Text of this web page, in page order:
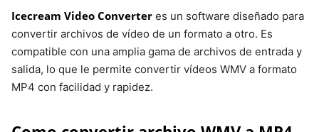
CloudConvert En línea Sí
5 archivos
Icecream Video Converter es un software diseñado para
convertir archivos de vídeo de un formato a otro. Es
compatible con una amplia gama de archivos de entrada y
salida, lo que le permite convertir vídeos WMV a formato
MP4 con facilidad y rapidez.